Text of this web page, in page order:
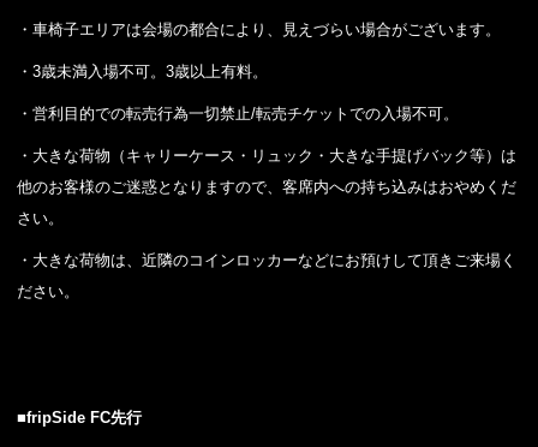
・車椅子エリアは会場の都合により、見えづらい場合がございます。
・3歳未満入場不可。3歳以上有料。
・営利目的での転売行為一切禁止/転売チケットでの入場不可。
・大きな荷物（キャリーケース・リュック・大きな手提げバック等）は
他のお客様のご迷惑となりますので、客席内への持ち込みはおやめくだ
さい。
・大きな荷物は、近隣のコインロッカーなどにお預けして頂きご来場く
ださい。
■fripSide FC先行